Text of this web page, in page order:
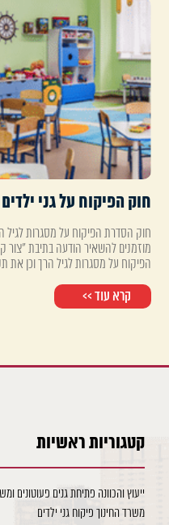
חוק הפיקוח על גני ילדים
חוק הסדרת הפיקוח על מסגרות לגיל
מוזמנים להשאיר הודעה בתיבת
הפיקוח על מסגרות לגיל הרך וכן את
קרא עוד >>
קטגוריות ראשיות
ייעוץ והכוונה פתיחת גנים פעוטונים
משרד החינוך פיקוח גני ילדים